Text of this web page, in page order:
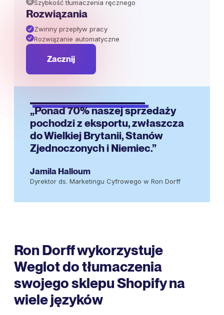
Szybkość tłumaczenia ręcznego
Rozwiązania
Zwinny przepływ pracy
Rozwiązanie automatyczne
Zacznij
„Ponad 70% naszej sprzedaży
pochodzi z eksportu, zwłaszcza
do Wielkiej Brytanii, Stanów
Zjednoczonych i Niemiec.”
Jamila Halloum
Dyrektor ds. Marketingu Cyfrowego w Ron Dorff
Ron Dorff wykorzystuje
Weglot do tłumaczenia
swojego sklepu Shopify na
wiele języków